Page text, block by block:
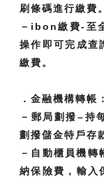
刷條碼進行繳費。
－ibon繳費-至
操作即可完成查
繳費。
．金融機構轉帳：
－郵局劃撥–持
劃撥儲金特戶存
－自動櫃員機
納保險費，輸入